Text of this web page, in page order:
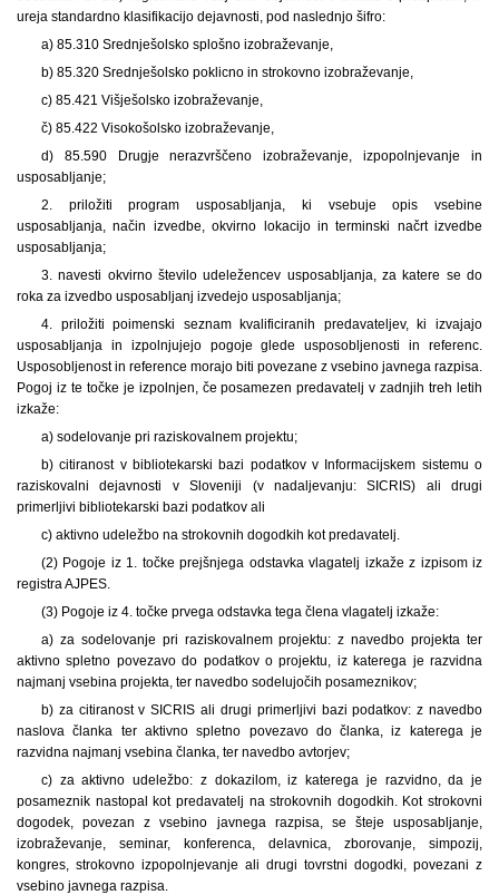
ureja standardno klasifikacijo dejavnosti, pod naslednjo šifro:
a) 85.310 Srednješolsko splošno izobraževanje,
b) 85.320 Srednješolsko poklicno in strokovno izobraževanje,
c) 85.421 Višješolsko izobraževanje,
č) 85.422 Visokošolsko izobraževanje,
d) 85.590 Drugje nerazvrščeno izobraževanje, izpopolnjevanje in
usposabljanje;
2. priložiti program usposabljanja, ki vsebuje opis vsebine
usposabljanja, način izvedbe, okvirno lokacijo in terminski načrt izvedbe
usposabljanja;
3. navesti okvirno število udeležencev usposabljanja, za katere se do
roka za izvedbo usposabljanj izvedejo usposabljanja;
4. priložiti poimenski seznam kvalificiranih predavateljev, ki izvajajo
usposabljanja in izpolnjujejo pogoje glede usposobljenosti in referenc.
Usposobljenost in reference morajo biti povezane z vsebino javnega razpisa.
Pogoj iz te točke je izpolnjen, če posamezen predavatelj v zadnjih treh letih
izkaže:
a) sodelovanje pri raziskovalnem projektu;
b) citiranost v bibliotekarski bazi podatkov v Informacijskem sistemu o
raziskovalni dejavnosti v Sloveniji (v nadaljevanju: SICRIS) ali drugi
primerljivi bibliotekarski bazi podatkov ali
c) aktivno udeležbo na strokovnih dogodkih kot predavatelj.
(2) Pogoje iz 1. točke prejšnjega odstavka vlagatelj izkaže z izpisom iz
registra AJPES.
(3) Pogoje iz 4. točke prvega odstavka tega člena vlagatelj izkaže:
a) za sodelovanje pri raziskovalnem projektu: z navedbo projekta ter
aktivno spletno povezavo do podatkov o projektu, iz katerega je razvidna
najmanj vsebina projekta, ter navedbo sodelujočih posameznikov;
b) za citiranost v SICRIS ali drugi primerljivi bazi podatkov: z navedbo
naslova članka ter aktivno spletno povezavo do članka, iz katerega je
razvidna najmanj vsebina članka, ter navedbo avtorjev;
c) za aktivno udeležbo: z dokazilom, iz katerega je razvidno, da je
posameznik nastopal kot predavatelj na strokovnih dogodkih. Kot strokovni
dogodek, povezan z vsebino javnega razpisa, se šteje usposabljanje,
izobraževanje, seminar, konferenca, delavnica, zborovanje, simpozij,
kongres, strokovno izpopolnjevanje ali drugi tovrstni dogodki, povezani z
vsebino javnega razpisa.